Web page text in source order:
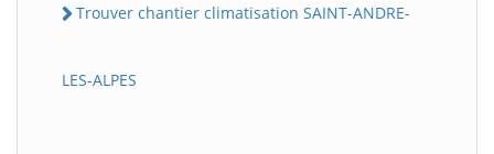
Trouver chantier climatisation SAINT-ANDRE-
LES-ALPES